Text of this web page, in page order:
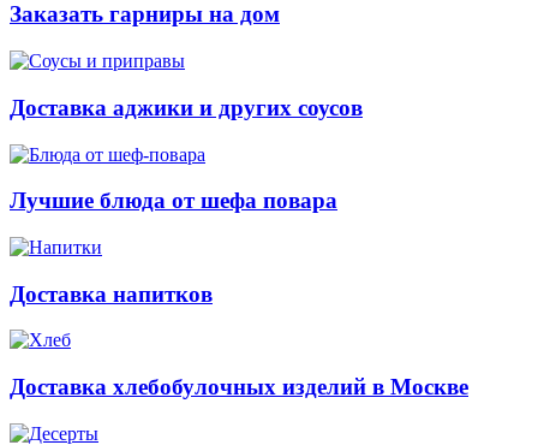
Заказать гарниры на дом
Доставка аджики и других соусов
Лучшие блюда от шефа повара
Доставка напитков
Доставка хлебобулочных изделий в Москве